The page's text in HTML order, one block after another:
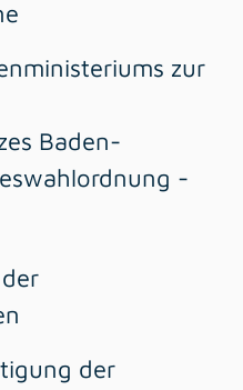
zur
Baden-
-
der